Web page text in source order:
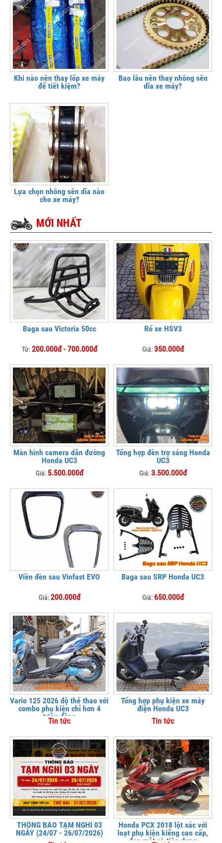
Khi nào nên thay lốp xe máy
để tiết kiệm?
Bao lâu nên thay nhông sên
dĩa xe máy?
Lựa chọn nhông sên dĩa nào
cho xe máy?
MỚI NHẤT
Baga sau Victoria 50cc
Từ:200.000đ - 700.000đ
Rổ xe HSV3
Giá:350.000đ
Màn hình camera dẫn đường
Honda UC3
Giá: 5.500.000đ
Tổng hợp đèn trợ sáng Honda
UC3
Giá:3.500.000đ
Viền đèn sau Vinfast EVO
Giá:200.000đ
Baga sau SRP Honda UC3
Giá: 650.000đ
Vario 125 2026 độ thể thao với
combo phụ kiện chỉ hơn 4
triệu đồng
Tin tức
Tổng hợp phụ kiện xe máy
điện Honda UC3
Tin tức
THÔNG BÁO TẠM NGHỈ 03
NGÀY (24/07 - 26/07/2026)
Honda PCX 2018 lột xác với
loạt phụ kiện kiểng cao cấp,
đẹp mắt và tiện dụng